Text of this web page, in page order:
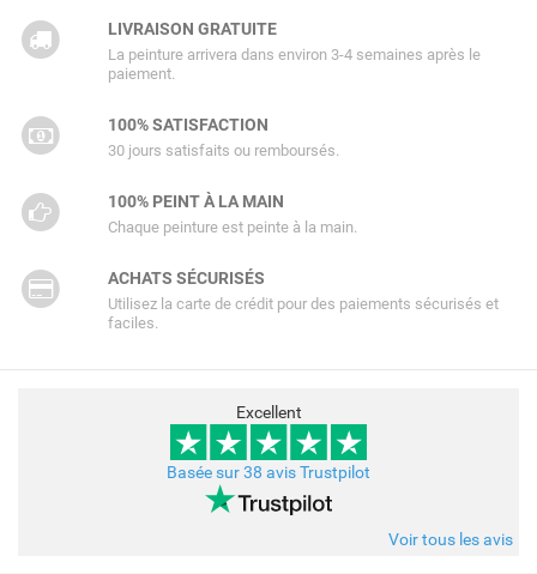
LIVRAISON GRATUITE
La peinture arrivera dans environ 3-4 semaines après le
paiement.
100% SATISFACTION
30 jours satisfaits ou remboursés.
100% PEINT À LA MAIN
Chaque peinture est peinte à la main.
ACHATS SÉCURISÉS
Utilisez la carte de crédit pour des paiements sécurisés et
faciles.
Excellent
Basée sur 38 avis Trustpilot
Voir tous les avis